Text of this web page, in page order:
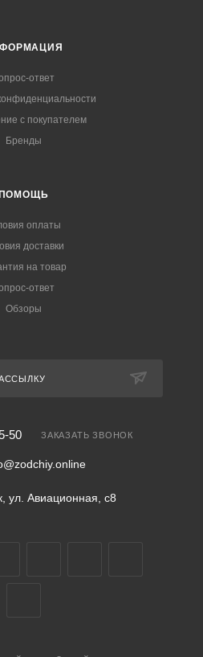
ответ
с покупателем
Бренды
оплаты
доставки
на товар
ответ
Обзоры
50 ЗАКАЗАТЬ ЗВОНОК
ул. Авиационная, с8